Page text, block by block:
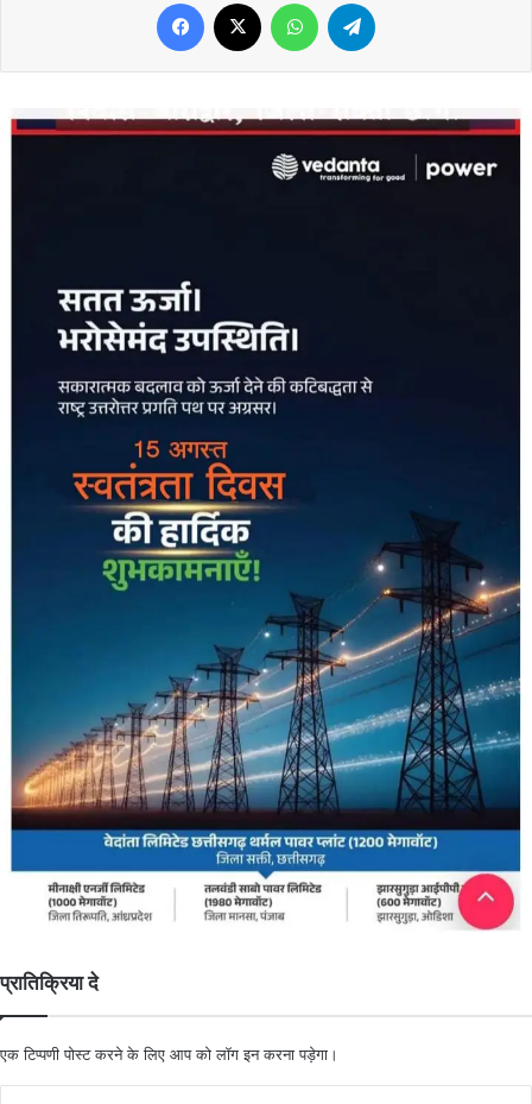
प्रातिक्रिया दे
एक टिप्पणी पोस्ट करने के लिए आप कोलॉग इनकरना पड़ेगा।